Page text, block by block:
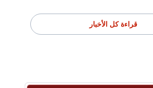
قراءة كل الأخبار